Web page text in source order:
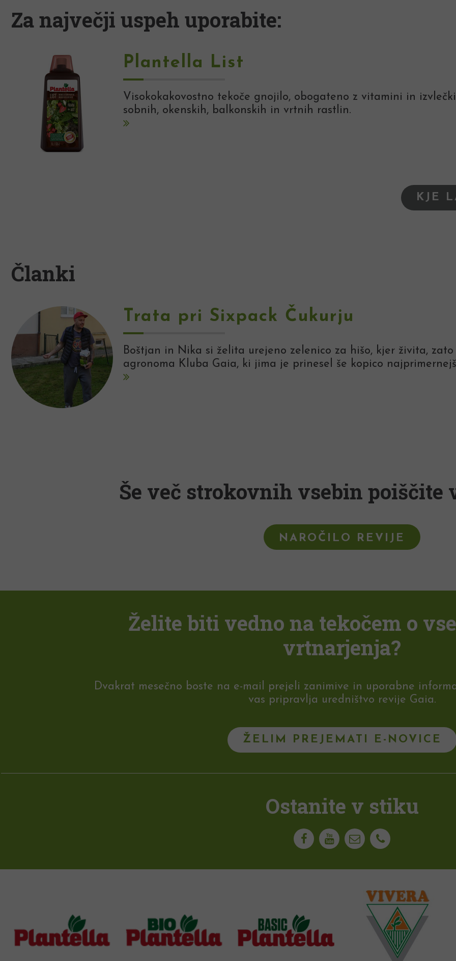
Za največji uspeh uporabite:
Plantella List
Visokokakovostno tekoče gnojilo, obogateno z vitamini in
sobnih, okenskih, balkonskih in vrtnih rastlin.
KJE
Članki
Trata pri Sixpack Čukurju
Boštjan in Nika si želita urejeno zelenico za hišo, kjer živita,
agronoma Kluba Gaia, ki jima je prinesel še kopico
Še več strokovnih vsebin poiščite
NAROČILO REVIJE
Želite biti vedno na tekočem o
vrtnarjenja?
Dvakrat mesečno boste na e-mail prejeli zanimive in uporabne
vas pripravlja uredništvo revije Gaia.
ŽELIM PREJEMATI E-NOVICE
Ostanite v stiku